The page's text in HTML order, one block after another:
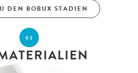
DEN BOBUX STADIEN
02